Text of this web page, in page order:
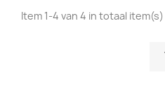
Item 1-4 van 4 in totaal item(s)